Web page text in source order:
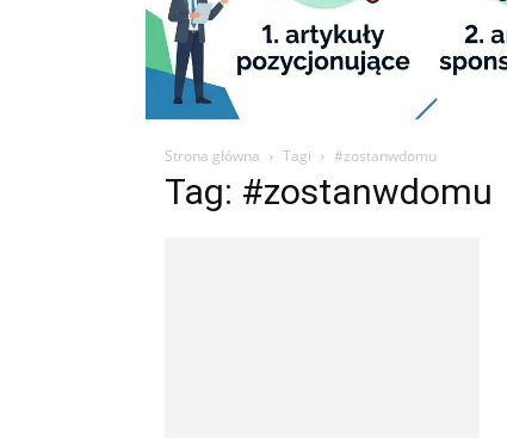
Strona główna Tagi #zostanwdomu
Tag: #zostanwdomu